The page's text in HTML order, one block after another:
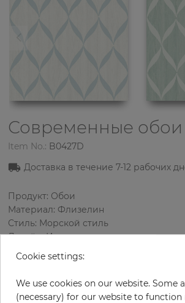
Современные обои
Item No.: B0427D
Доставка в течение7-12 рабочих
Продукт: Обои
Материал: Флизелин
Стиль: Морской стиль
Дизайн: Имитация дерева
Размеры (ширина/длина): 68.58 см /
Раппорт вертикальный: 32 см
Цвет
Бежевый
Цвет узора
Белый
Cookie settings:
We use cookies on our website. Some
(necessary) for our website to function